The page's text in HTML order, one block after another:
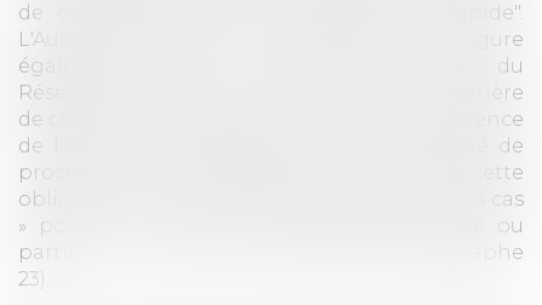
de coopération totale, permanente et rapide".
L'Autorité rappelle que cette obligation figure
également dans le programme modèle du
Réseau européen de la concurrence en matière
de clémence et est reconnue par la jurisprudence
de l’Union, est rappelée par le communiqué de
procédure du 3 avril 2015, qui souligne que cette
obligation doit être respectée « dans tous les cas
» pour « ouvrir droit à l’exonération totale ou
partielle » de sanction pécuniaire (paragraphe
23).